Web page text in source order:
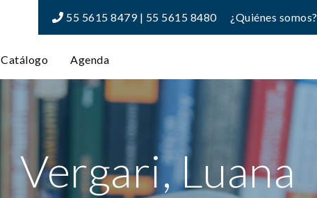
55 5615 8479 | 55 5615 8480 ¿Quiénes somos?
Catálogo Agenda
Vergari, Luana